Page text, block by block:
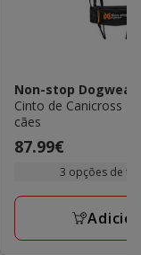
Non-stop Dogwear
Cinto de Canicross
cães
Preço
87.99€
3 opções de